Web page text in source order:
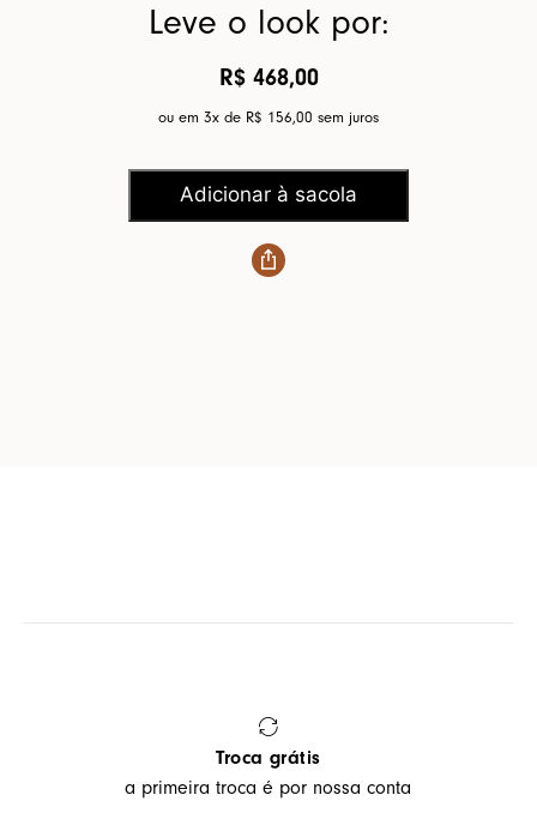
Leve o look por:
R$ 468,00
ou em 3x de R$ 156,00 sem juros
Adicionar à sacola
Troca grátis
a primeira troca é por nossa conta